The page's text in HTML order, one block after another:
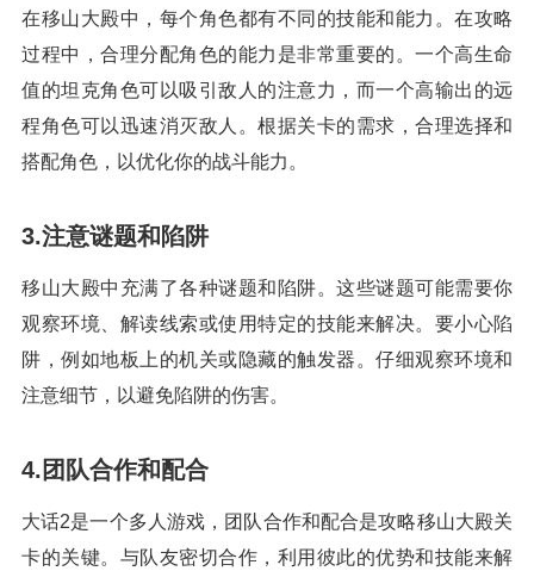
在移山大殿中，每个角色都有不同的技能和能力。在攻略
过程中，合理分配角色的能力是非常重要的。一个高生命
值的坦克角色可以吸引敌人的注意力，而一个高输出的远
程角色可以迅速消灭敌人。根据关卡的需求，合理选择和
搭配角色，以优化你的战斗能力。
3.注意谜题和陷阱
移山大殿中充满了各种谜题和陷阱。这些谜题可能需要你
观察环境、解读线索或使用特定的技能来解决。要小心陷
阱，例如地板上的机关或隐藏的触发器。仔细观察环境和
注意细节，以避免陷阱的伤害。
4.团队合作和配合
大话2是一个多人游戏，团队合作和配合是攻略移山大殿关
卡的关键。与队友密切合作，利用彼此的优势和技能来解